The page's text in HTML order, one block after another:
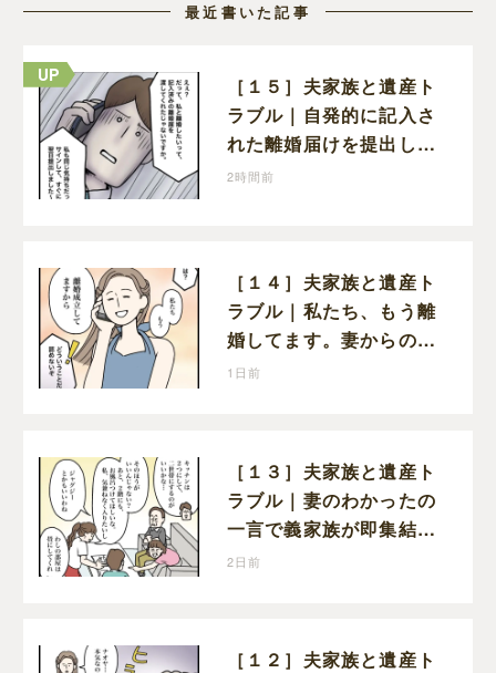
最近書いた記事
［１５］夫家族と遺産ト
ラブル｜自発的に記入さ
れた離婚届けを提出した
だけなので、何も問題な
2時間前
［１４］夫家族と遺産ト
ラブル｜私たち、もう離
婚してます。妻からの報
告に寝耳に水の夫は大慌
1日前
［１３］夫家族と遺産ト
ラブル｜妻のわかったの
一言で義家族が即集結。
新居の話で盛り上がる義
2日前
［１２］夫家族と遺産ト